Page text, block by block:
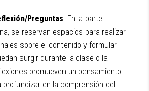
Preguntas: En la parte
se reservan espacios para realizar
sobre el contenido y formular
surgir durante la clase o la
promueven un pensamiento
profundizar en la comprensión del